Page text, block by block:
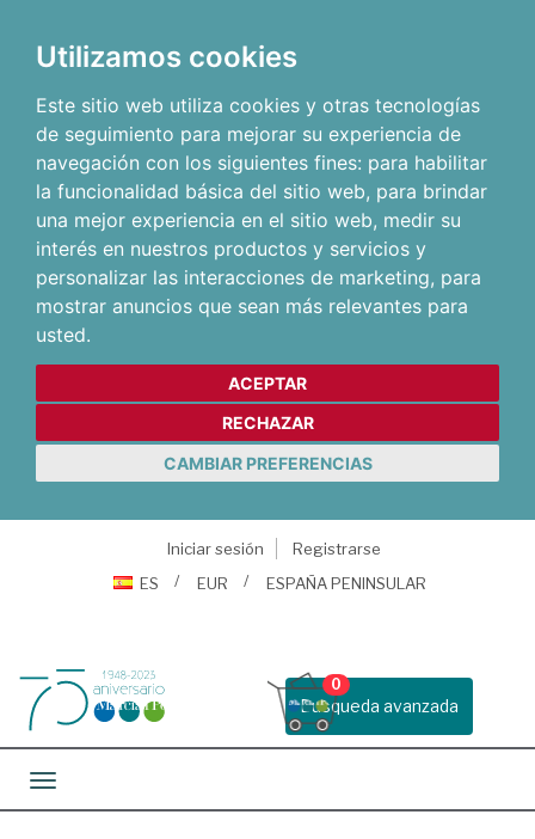
Utilizamos cookies
Este sitio web utiliza cookies y otras tecnologías
de seguimiento para mejorar su experiencia de
navegación con los siguientes fines: para habilitar
la funcionalidad básica del sitio web, para brindar
una mejor experiencia en el sitio web, medir su
interés en nuestros productos y servicios y
personalizar las interacciones de marketing, para
mostrar anuncios que sean más relevantes para
usted.
ACEPTAR
RECHAZAR
CAMBIAR PREFERENCIAS
Iniciar sesión
Registrarse
ES
EUR ESPAÑA PENINSULAR
Busqueda avanzada
0
Toggle navigation